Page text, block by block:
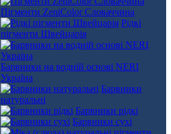
Пігменти ZeniColor Словаччина
Рідкі
пігменти Швейцарія
Барвники на водній основі NERI
Україна
Барвники
натуральні
Барвники рідкі
Барвники сухі